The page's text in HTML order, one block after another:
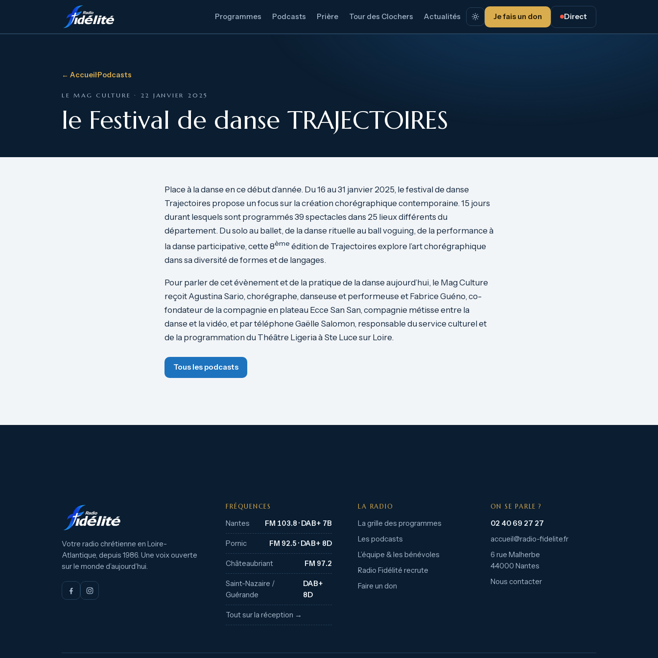
Programmes Podcasts Prière Tour des Clochers Actualités Je fais un don Direct
← Accueil·Podcasts
LE MAG CULTURE · 22 JANVIER 2025
le Festival de danse TRAJECTOIRES
Place à la danse en ce début d’année. Du 16 au 31 janvier 2025, le festival de danse
Trajectoires propose un focus sur la création chorégraphique contemporaine. 15 jours
durant lesquels sont programmés 39 spectacles dans 25 lieux différents du
département. Du solo au ballet, de la danse rituelle au ball voguing, de la performance à
la danse participative, cette 8ème édition de Trajectoires explore l’art chorégraphique
dans sa diversité de formes et de langages.
Pour parler de cet évènement et de la pratique de la danse aujourd’hui, le Mag Culture
reçoit Agustina Sario, chorégraphe, danseuse et performeuse et Fabrice Guéno, co-
fondateur de la compagnie en plateau Ecce San San, compagnie métisse entre la
danse et la vidéo, et par téléphone Gaëlle Salomon, responsable du service culturel et
de la programmation du Théâtre Ligeria à Ste Luce sur Loire.
Tous les podcasts
Votre radio chrétienne en Loire-
Atlantique, depuis 1986. Une voix ouverte
sur le monde d’aujourd’hui.
FRÉQUENCES
Nantes FM 103.8 · DAB+ 7B
Pornic FM 92.5 · DAB+ 8D
Châteaubriant FM 97.2
Saint-Nazaire /
Guérande
DAB+
8D
Tout sur la réception →
LA RADIO
La grille des programmes
Les podcasts
L’équipe & les bénévoles
Radio Fidélité recrute
Faire un don
ON SE PARLE ?
02 40 69 27 27
accueil@radio-fidelite.fr
6 rue Malherbe
44000 Nantes
Nous contacter